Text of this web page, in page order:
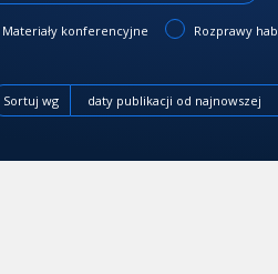
Materiały konferencyjne Rozprawy
Sortuj wg daty publikacji od najnowszej